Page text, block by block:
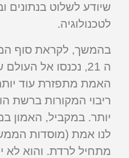
שיודע לשלוט בנתונים
לטכנולוגיה.
בהמשך, לקראת סוף
ה 21, נכנסו אל
האמת מתפזרת עוד
ריבוי המקורות ברשת
יותר. במקביל, האמון
לנו אמת (מוסדות
מתחיל לרדת. והוא לא